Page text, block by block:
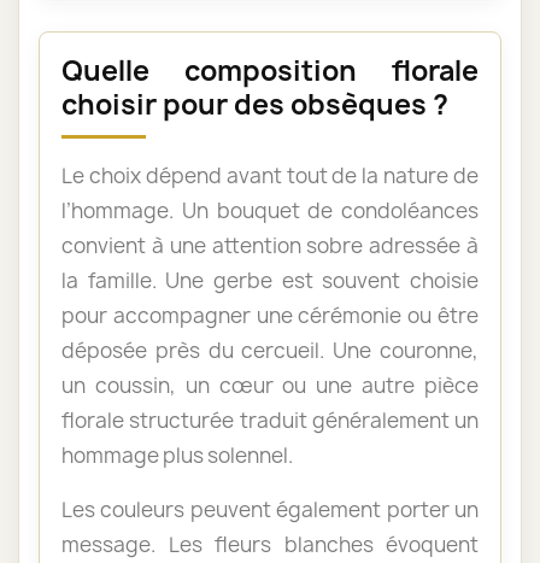
Quelle composition florale
choisir pour des obsèques ?
Le choix dépend avant tout de la nature de
l’hommage. Un bouquet de condoléances
convient à une attention sobre adressée à
la famille. Une gerbe est souvent choisie
pour accompagner une cérémonie ou être
déposée près du cercueil. Une couronne,
un coussin, un cœur ou une autre pièce
florale structurée traduit généralement un
hommage plus solennel.
Les couleurs peuvent également porter un
message. Les fleurs blanches évoquent